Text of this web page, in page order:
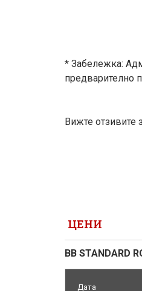
* Забележка:
предварително
Вижте отзивите
ЦЕНИ
BB STANDARD
Дата